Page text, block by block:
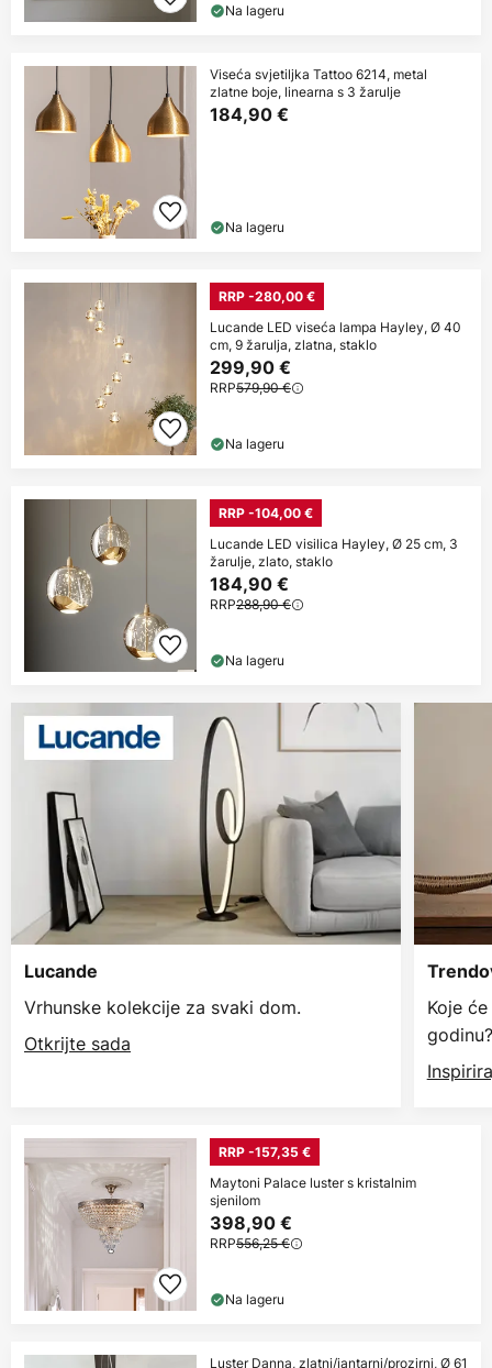
Na lageru
Viseća svjetiljka Tattoo 6214, metal
zlatne boje, linearna s 3 žarulje
184,90 €
Na lageru
RRP -280,00 €
Lucande LED viseća lampa Hayley, Ø 40
cm, 9 žarulja, zlatna, staklo
299,90 €
RRP579,90 €
Na lageru
RRP -104,00 €
Lucande LED visilica Hayley, Ø 25 cm, 3
žarulje, zlato, staklo
184,90 €
RRP288,90 €
Na lageru
Lucande
Vrhunske kolekcije za svaki dom.
Otkrijte sada
Koje
godinu?
RRP -157,35 €
Maytoni Palace luster s kristalnim
sjenilom
398,90 €
RRP556,25 €
Na lageru
Luster Danna, zlatni/jantarni/prozirni, Ø 61